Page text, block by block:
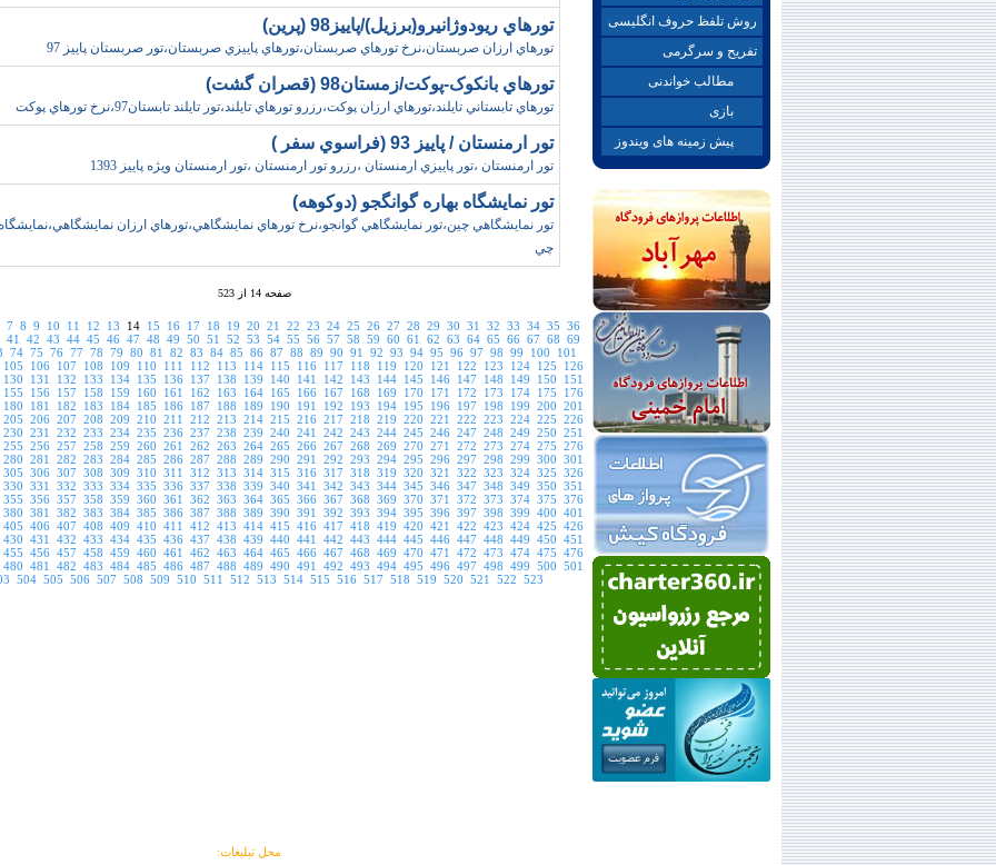
تورهاي ريودوژانيرو(برزيل)/پاييز98 (پرين)
تورهاي ارزان صربستان،نرخ تورهاي صربستان،تورهاي پاييزي صربستان،تور صربستان پاييز 97
تورهاي بانکوک-پوکت/زمستان98 (قصران گشت)
تورهاي تابستاني تايلند،تورهاي ارزان پوکت،رزرو تورهاي تايلند،تور تايلند تابستان97،نرخ تورهاي پوکت
تور ارمنستان / پاييز 93 (فراسوي سفر )
تور ارمنستان ،تور پاييزي ارمنستان ،رزرو تور ارمنستان ،تور ارمنستان ويژه پاييز 1393
تور نمايشگاه بهاره گوانگجو (دوکوهه)
تور نمايشگاهي چين،تور نمايشگاهي گوانجو،نرخ تورهاي نمايشگاهي،تورهاي ارزان
چي
صفحه 14 از 523
7 8 9 10 11 12 13 14 15 16 17 18 19 20 21 22 23 24 25 26 27 28 29 30 31 32 33 34 35 36
41
42 43 44 45 46 47 48 49 50 51 52 53 54 55 56 57 58 59 60 61 62 63 64 65 66 67 68 69
74 75 76 77 78 79 80 81 82 83 84 85 86 87 88 89 90 91 92 93 94 95 96 97 98 99 100
101
105
106 107 108 109 110 111 112 113 114 115 116 117 118 119 120 121 122 123 124 125
126
130
131 132 133 134 135 136 137 138 139 140 141 142 143 144 145 146 147 148 149 150
151
155
156 157 158 159 160 161 162 163 164 165 166 167 168 169 170 171 172 173 174 175
176
180
181 182 183 184 185 186 187 188 189 190 191 192 193 194 195 196 197 198 199 200 201
205 206 207 208 209 210 211 212 213 214 215 216 217 218 219 220 221 222 223 224 225 226
230 231 232 233 234 235 236 237 238 239 240 241 242 243 244 245 246 247 248 249 250 251
255 256 257 258 259 260 261 262 263 264 265 266 267 268 269 270 271 272 273 274 275 276
280 281 282 283 284 285 286 287 288 289 290 291 292 293 294 295 296 297 298 299 300 301
305 306 307 308 309 310 311 312 313 314 315 316 317 318 319 320 321 322 323 324 325 326
330 331 332 333 334 335 336 337 338 339 340 341 342 343 344 345 346 347 348 349 350 351
355 356 357 358 359 360 361 362 363 364 365 366 367 368 369 370 371 372 373 374 375 376
380 381 382 383 384 385 386 387 388 389 390 391 392 393 394 395 396 397 398 399 400 401
405 406 407 408 409 410 411 412 413 414 415 416 417 418 419 420 421 422 423 424 425 426
430 431 432 433 434 435 436 437 438 439 440 441 442 443 444 445 446 447 448 449 450 451
455 456 457 458 459 460 461 462 463 464 465 466 467 468 469 470 471 472 473 474 475 476
480 481 482 483 484 485 486 487 488 489 490 491 492 493 494 495 496 497 498 499 500 501
504 505 506 507 508 509 510 511 512 513 514 515 516 517 518 519 520 521 522 523
روش تلفظ حروف انگلیسی
تفریح و سرگرمی
مطالب خواندنی
بازی
پیش زمینه های ویندوز
محل تبلیغات: